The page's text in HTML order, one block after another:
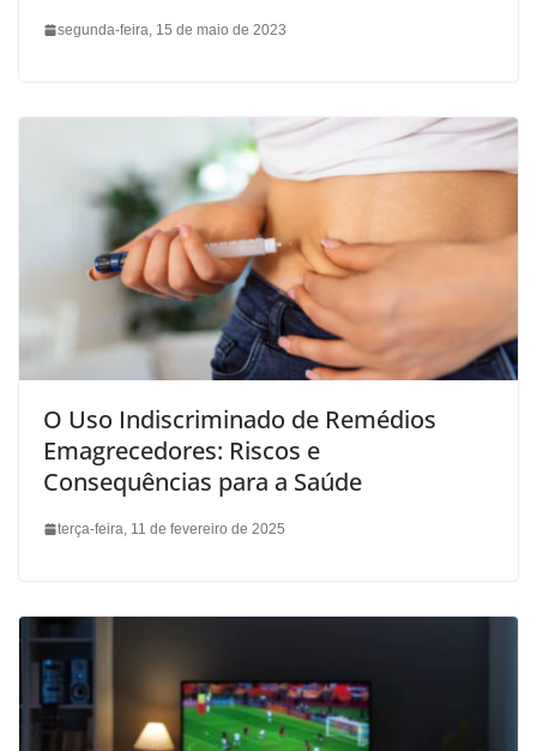
segunda-feira, 15 de maio de 2023
O Uso Indiscriminado de Remédios
Emagrecedores: Riscos e
Consequências para a Saúde
terça-feira, 11 de fevereiro de 2025